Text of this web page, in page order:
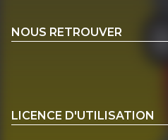
NOUS RETROUVER
LICENCE D'UTILISATION